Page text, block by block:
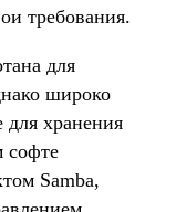
требования.
для
широко
для хранения
софте
Samba,